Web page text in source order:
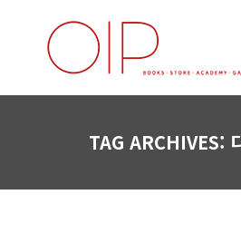
TAG ARCHIVES: